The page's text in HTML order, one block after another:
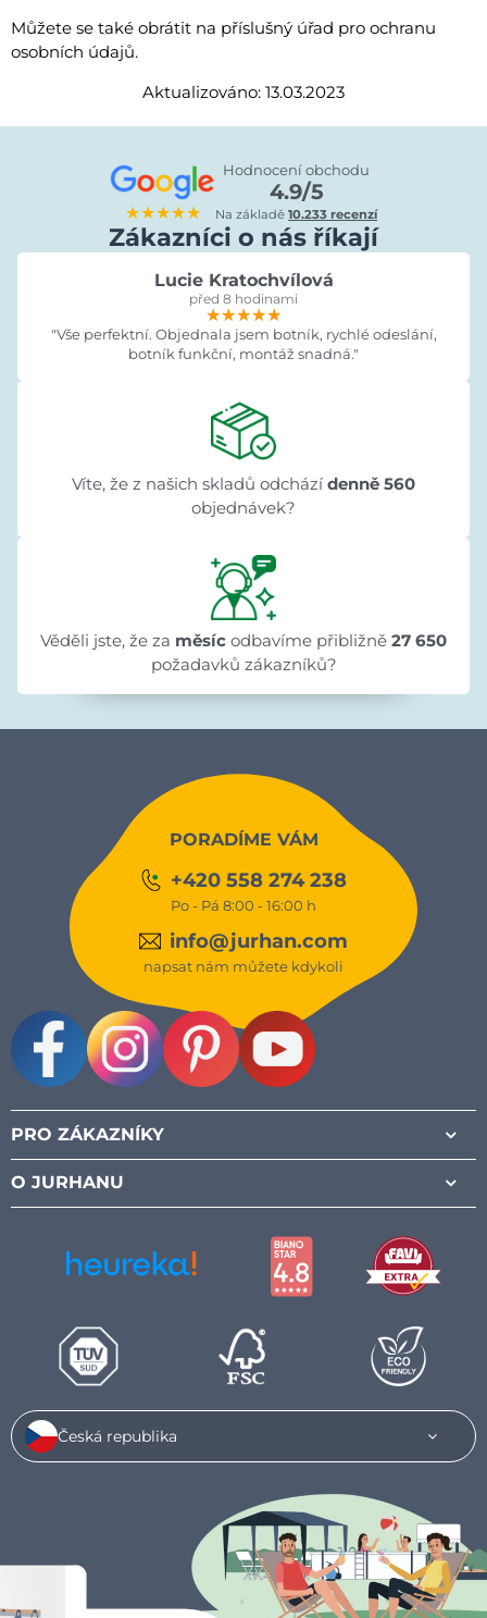
Můžete se také obrátit na příslušný úřad pro ochranu
osobních údajů.
Aktualizováno: 13.03.2023
★★★★★
Hodnocení obchodu
4.9/5
Na základě10.233 recenzí
Zákazníci o nás říkají
Lucie Kratochvílová
před 8 hodinami
★★★★★
★★★★★
★★★★★
"Vše perfektní. Objednala jsem botník, rychlé odeslání,
botník funkční, montáž snadná."
Víte, že z našich skladů odchází denně 560
objednávek?
Věděli jste, že za měsíc odbavíme přibližně 27 650
požadavků zákazníků?
PORADÍME VÁM
+420 558 274 238
Po - Pá 8:00 - 16:00 h
info@jurhan.com
napsat nám můžete kdykoli
PRO ZÁKAZNÍKY
O JURHANU
Česká republika